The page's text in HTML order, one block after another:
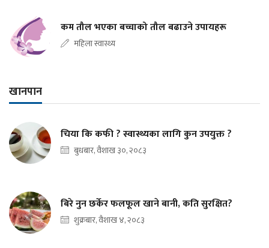
कम तौल भएका बच्चाको तौल बढाउने उपायहरू
महिला स्वास्थ्य
खानपान
चिया कि कफी ? स्वास्थ्यका लागि कुन उपयुक्त ?
बुधबार, वैशाख ३०, २०८३
बिरे नुन छर्केर फलफूल खाने बानी, कति सुरक्षित?
शुक्रबार, वैशाख ४, २०८३